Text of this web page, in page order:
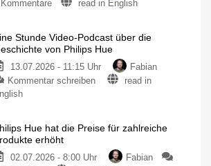
jetzt
kaufen
15
sparen
5.71:
Verbesserungen
für
MotionAware
read in English
Stunde Video-Podcast über die
von Philips Hue
13.07.2026 - 11:15 Uhr
Fabian
Kommentar schreiben
zu
Podcast
die
read in
Hue hat die Preise für zahlreiche
erhöht
02.07.2026 - 8:00 Uhr
Fabian